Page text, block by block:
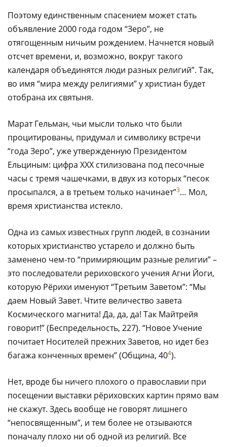
Поэтому единственным спасением может стать
объявление 2000 года годом “Зеро”, не
отягощенным ничьим рождением. Начнется новый
отсчет времени, и, возможно, вокруг такого
календаря объединятся люди разных религий”. Так,
во имя “мира между религиями” у христиан будет
отобрана их святыня.
Марат Гельман, чьи мысли только что были
процитированы, придумал и символику встречи
“года Зеро”, уже утвержденную Президентом
Ельциным: цифра ХХХ стилизована под песочные
часы с тремя чашечками, в двух из которых “песок
просыпался, а в третьем только начинает”3… Мол,
время христианства истекло.
Одна из самых известных групп людей, в сознании
которых христианство устарело и должно быть
заменено чем-то “примиряющим разные религии” –
это последователи рериховского учения Агни Йоги,
которую Рёрихи именуют “Третьим Заветом”: “Мы
даем Новый Завет. Чтите величество завета
Космического магнита! Да, да, да! Так Майтрейя
говорит!” (Беспредельность, 227). “Новое Учение
почитает Носителей прежних Заветов, но идет без
багажа конченных времен” (Община, 404).
Нет, вроде бы ничего плохого о православии при
посещении выставки рёриховских картин прямо вам
не скажут. Здесь вообще не говорят лишнего
“непосвященным”, и тем более не отзываются
поначалу плохо ни об одной из религий. Все